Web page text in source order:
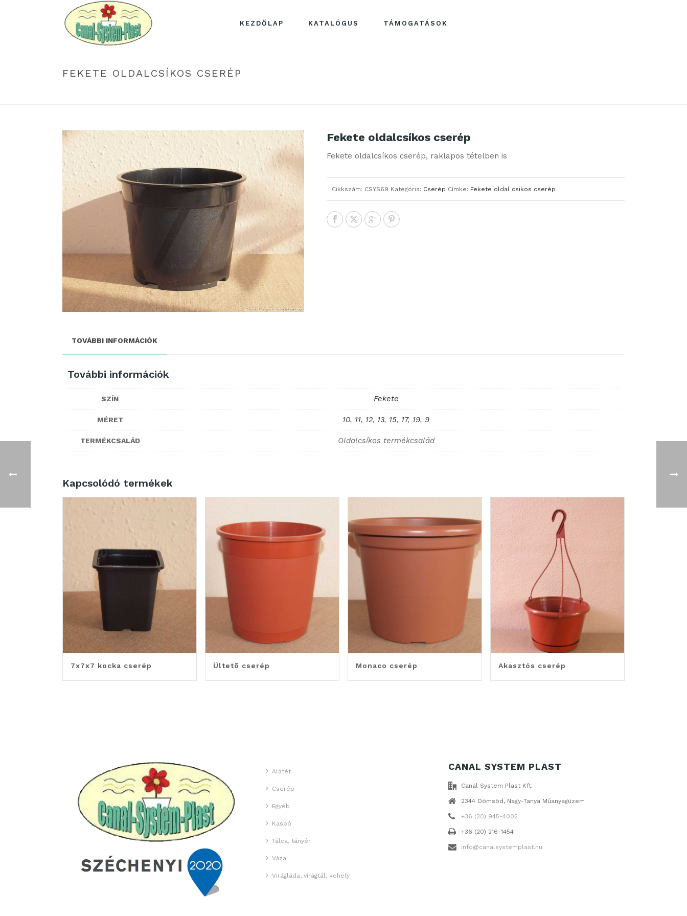
KEZDŐLAP KATALÓGUS TÁMOGATÁSOK
FEKETE OLDALCSÍKOS CSERÉP
Fekete oldalcsíkos cserép
Fekete oldalcsíkos cserép, raklapos tételben is
Cikkszám: CSYS69 Kategória: Cserép Címke: Fekete oldal csikos cserép
TOVÁBBI INFORMÁCIÓK
További információk
SZÍN Fekete
MÉRET 10, 11, 12, 13, 15, 17, 19, 9
TERMÉKCSALÁD Oldalcsíkos termékcsalád
Kapcsolódó termékek
7x7x7 kocka cserép Ültetõ cserép Monaco cserép Akasztós cserép
Alátét
Cserép
Egyéb
Kaspó
Tálca, tányér
Váza
Virágláda, virágtál, kehely
CANAL SYSTEM PLAST
Canal System Plast Kft.
2344 Dömsöd, Nagy-Tanya Műanyagüzem
+36 (20) 945-4002
+36 (20) 216-1454
info@canalsystemplast.hu